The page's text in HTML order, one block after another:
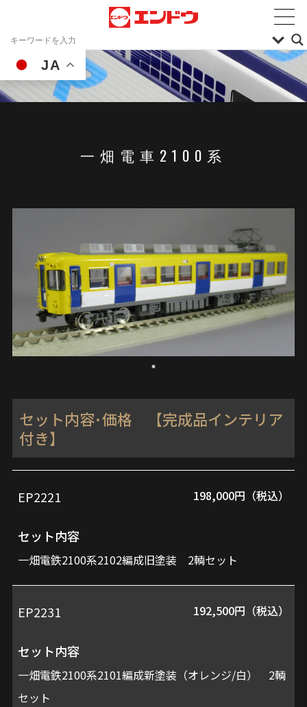
JA
一畑電車2100系
セット内容･価格 【完成品インテリア
付き】
品セ
価
格
EP2221 198,000円（税込）
セット内容
一畑電鉄2100系2102編成旧塗装 2輌セット
EP2231 192,500円（税込）
セット内容
一畑電鉄2100系2101編成新塗装（オレンジ/白） 2輌
セット